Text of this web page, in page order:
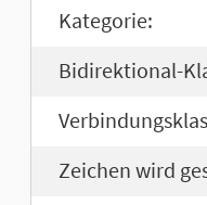
Kategorie:
Bidirektional-
Zeichen wird